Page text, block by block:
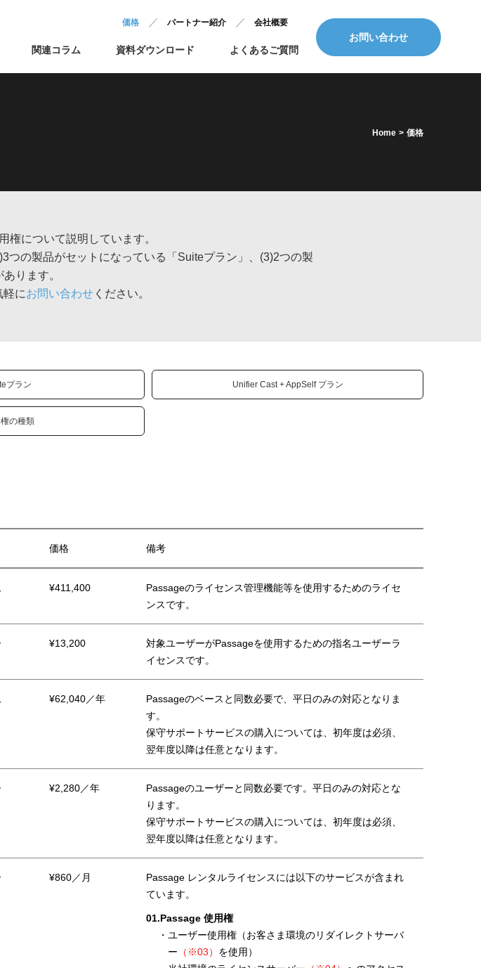
関連コラム 資料ダウンロード よくあるご質問
価格 パートナー紹介 会社概要
お問い合わせ
Home > 価格
権について説明しています。
つの製品がセットになっている「Suiteプラン」、(3)2つの製
ります。
にお問い合わせ ください。
プラン Unifier Cast + AppSelf プラン
の種類
価格 備考
¥411,400
Passageのライセンス管理機能等を使用するためのライセ
ンスです。
¥13,200
対象ユーザーがPassageを使用するための指名ユーザーラ
イセンスです。
¥62,040／年
Passageのベースと同数必要で、平日のみの対応となりま
す。
保守サポートサービスの購入については、初年度は必須、
翌年度以降は任意となります。
¥2,280／年
Passageのユーザーと同数必要です。平日のみの対応とな
ります。
保守サポートサービスの購入については、初年度は必須、
翌年度以降は任意となります。
¥860／月
Passage レンタルライセンスには以下のサービスが含まれ
ています。
01.Passage 使用権
・ユーザー使用権（お客さま環境のリダイレクトサーバ
ー （※03） を使用）